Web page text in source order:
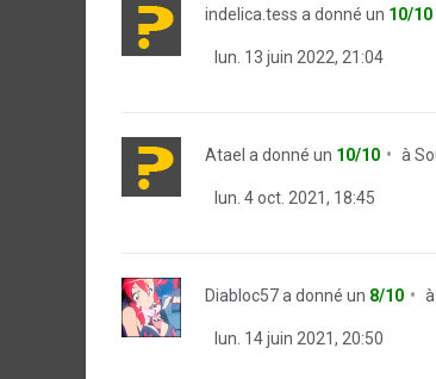
indelica.tess a donné un 10/10
lun. 13 juin 2022, 21:04
Atael a donné un 10/10 à
lun. 4 oct. 2021, 18:45
Diabloc57a donné un 8/10 à
lun. 14 juin 2021, 20:50